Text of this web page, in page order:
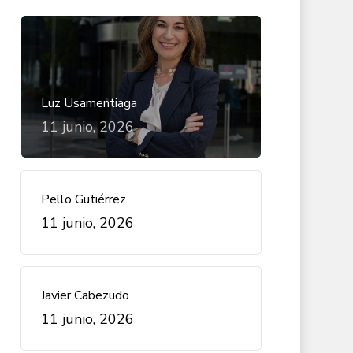
Luz Usamentiaga
11 junio, 2026
Pello Gutiérrez
11 junio, 2026
Javier Cabezudo
11 junio, 2026